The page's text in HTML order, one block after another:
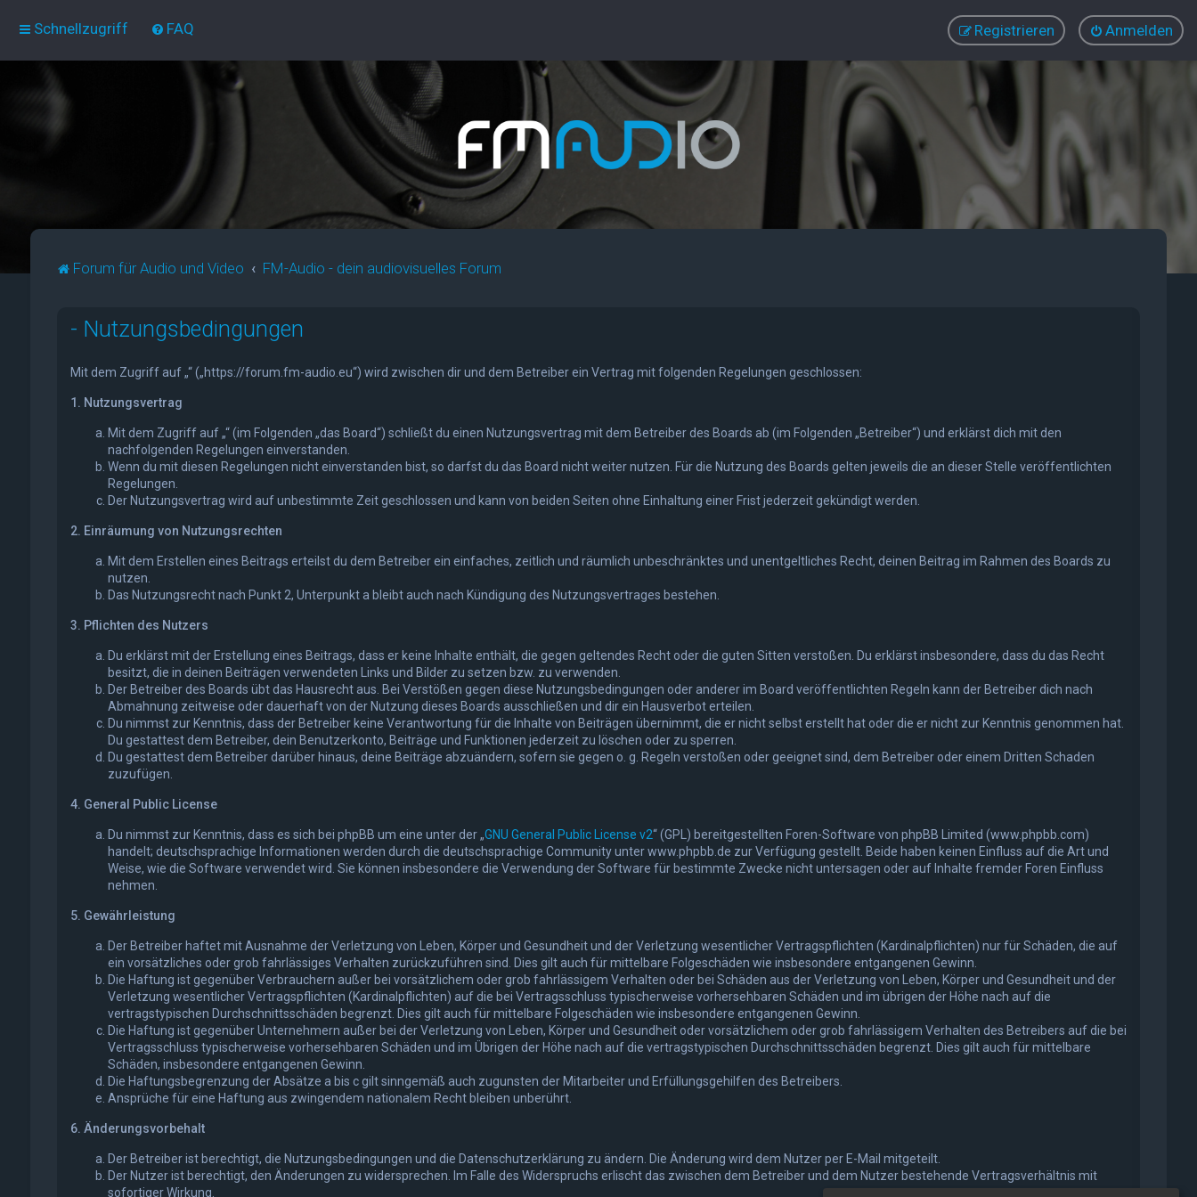
Schnellzugriff FAQ Anmelden
Registrieren
Forum für Audio und Video FM-Audio - dein audiovisuelles Forum
- Nutzungsbedingungen
Mit dem Zugriff auf „“ („https://forum.fm-audio.eu“) wird zwischen dir und dem Betreiber ein Vertrag mit folgenden Regelungen geschlossen:
1. Nutzungsvertrag
Mit dem Zugriff auf „“ (im Folgenden „das Board“) schließt du einen Nutzungsvertrag mit dem Betreiber des Boards ab (im Folgenden „Betreiber“) und erklärst dich mit den
nachfolgenden Regelungen einverstanden.
Wenn du mit diesen Regelungen nicht einverstanden bist, so darfst du das Board nicht weiter nutzen. Für die Nutzung des Boards gelten jeweils die an dieser Stelle veröffentlichten
Regelungen.
Der Nutzungsvertrag wird auf unbestimmte Zeit geschlossen und kann von beiden Seiten ohne Einhaltung einer Frist jederzeit gekündigt werden.
2. Einräumung von Nutzungsrechten
Mit dem Erstellen eines Beitrags erteilst du dem Betreiber ein einfaches, zeitlich und räumlich unbeschränktes und unentgeltliches Recht, deinen Beitrag im Rahmen des Boards zu
nutzen.
Das Nutzungsrecht nach Punkt 2, Unterpunkt a bleibt auch nach Kündigung des Nutzungsvertrages bestehen.
3. Pflichten des Nutzers
Du erklärst mit der Erstellung eines Beitrags, dass er keine Inhalte enthält, die gegen geltendes Recht oder die guten Sitten verstoßen. Du erklärst insbesondere, dass du das Recht
besitzt, die in deinen Beiträgen verwendeten Links und Bilder zu setzen bzw. zu verwenden.
Der Betreiber des Boards übt das Hausrecht aus. Bei Verstößen gegen diese Nutzungsbedingungen oder anderer im Board veröffentlichten Regeln kann der Betreiber dich nach
Abmahnung zeitweise oder dauerhaft von der Nutzung dieses Boards ausschließen und dir ein Hausverbot erteilen.
Du nimmst zur Kenntnis, dass der Betreiber keine Verantwortung für die Inhalte von Beiträgen übernimmt, die er nicht selbst erstellt hat oder die er nicht zur Kenntnis genommen hat.
Du gestattest dem Betreiber, dein Benutzerkonto, Beiträge und Funktionen jederzeit zu löschen oder zu sperren.
Du gestattest dem Betreiber darüber hinaus, deine Beiträge abzuändern, sofern sie gegen o. g. Regeln verstoßen oder geeignet sind, dem Betreiber oder einem Dritten Schaden
zuzufügen.
4. General Public License
Du nimmst zur Kenntnis, dass es sich bei phpBB um eine unter der „GNU General Public License v2“ (GPL) bereitgestellten Foren-Software von phpBB Limited (www.phpbb.com)
handelt; deutschsprachige Informationen werden durch die deutschsprachige Community unter www.phpbb.de zur Verfügung gestellt. Beide haben keinen Einfluss auf die Art und
Weise, wie die Software verwendet wird. Sie können insbesondere die Verwendung der Software für bestimmte Zwecke nicht untersagen oder auf Inhalte fremder Foren Einfluss
nehmen.
5. Gewährleistung
Der Betreiber haftet mit Ausnahme der Verletzung von Leben, Körper und Gesundheit und der Verletzung wesentlicher Vertragspflichten (Kardinalpflichten) nur für Schäden, die auf
ein vorsätzliches oder grob fahrlässiges Verhalten zurückzuführen sind. Dies gilt auch für mittelbare Folgeschäden wie insbesondere entgangenen Gewinn.
Die Haftung ist gegenüber Verbrauchern außer bei vorsätzlichem oder grob fahrlässigem Verhalten oder bei Schäden aus der Verletzung von Leben, Körper und Gesundheit und der
Verletzung wesentlicher Vertragspflichten (Kardinalpflichten) auf die bei Vertragsschluss typischerweise vorhersehbaren Schäden und im übrigen der Höhe nach auf die
vertragstypischen Durchschnittsschäden begrenzt. Dies gilt auch für mittelbare Folgeschäden wie insbesondere entgangenen Gewinn.
Die Haftung ist gegenüber Unternehmern außer bei der Verletzung von Leben, Körper und Gesundheit oder vorsätzlichem oder grob fahrlässigem Verhalten des Betreibers auf die bei
Vertragsschluss typischerweise vorhersehbaren Schäden und im Übrigen der Höhe nach auf die vertragstypischen Durchschnittsschäden begrenzt. Dies gilt auch für mittelbare
Schäden, insbesondere entgangenen Gewinn.
Die Haftungsbegrenzung der Absätze a bis c gilt sinngemäß auch zugunsten der Mitarbeiter und Erfüllungsgehilfen des Betreibers.
Ansprüche für eine Haftung aus zwingendem nationalem Recht bleiben unberührt.
6. Änderungsvorbehalt
Der Betreiber ist berechtigt, die Nutzungsbedingungen und die Datenschutzerklärung zu ändern. Die Änderung wird dem Nutzer per E-Mail mitgeteilt.
Der Nutzer ist berechtigt, den Änderungen zu widersprechen. Im Falle des Widerspruchs erlischt das zwischen dem Betreiber und dem Nutzer bestehende Vertragsverhältnis mit
sofortiger Wirkung.